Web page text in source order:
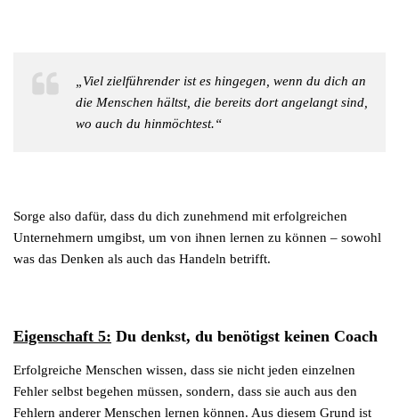
„Viel zielführender ist es hingegen, wenn du dich an
die Menschen hältst, die bereits dort angelangt sind,
wo auch du hinmöchtest.“
Sorge also dafür, dass du dich zunehmend mit erfolgreichen
Unternehmern umgibst, um von ihnen lernen zu können – sowohl
was das Denken als auch das Handeln betrifft.
Eigenschaft 5: Du denkst, du benötigst keinen Coach
Erfolgreiche Menschen wissen, dass sie nicht jeden einzelnen
Fehler selbst begehen müssen, sondern, dass sie auch aus den
Fehlern anderer Menschen lernen können. Aus diesem Grund ist